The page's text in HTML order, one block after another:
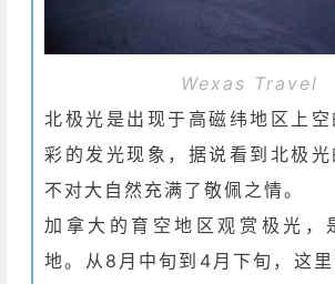
Wexas Travel
北极光是出现于高磁纬地区上
彩的发光现象，据说看到北极
不对大自然充满了敬佩之情。
加拿大的育空地区观赏极光，
地。从8月中旬到4月下旬，这